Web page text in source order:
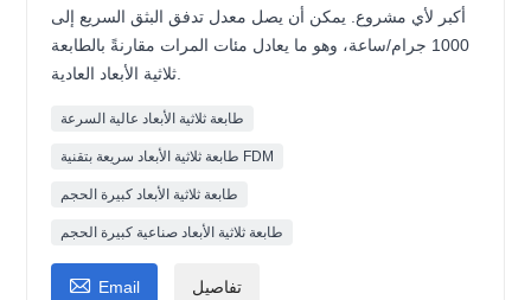
أكبر لأي مشروع. يمكن أن يصل معدل تدفق البثق السريع إلى
1000 جرام/ساعة، وهو ما يعادل مئات المرات مقارنةً بالطابعة
ثلاثية الأبعاد العادية.
طابعة ثلاثية الأبعاد عالية السرعة
طابعة ثلاثية الأبعاد سريعة بتقنية FDM
طابعة ثلاثية الأبعاد كبيرة الحجم
طابعة ثلاثية الأبعاد صناعية كبيرة الحجم
 Email تفاصيل